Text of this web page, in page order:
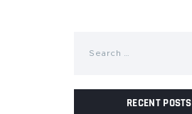
for:
RECENT POSTS